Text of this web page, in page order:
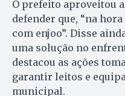
O prefeito aproveitou
defender que, “na
com enjoo”. Disse
uma solução no
destacou as ações
garantir leitos e
municipal.